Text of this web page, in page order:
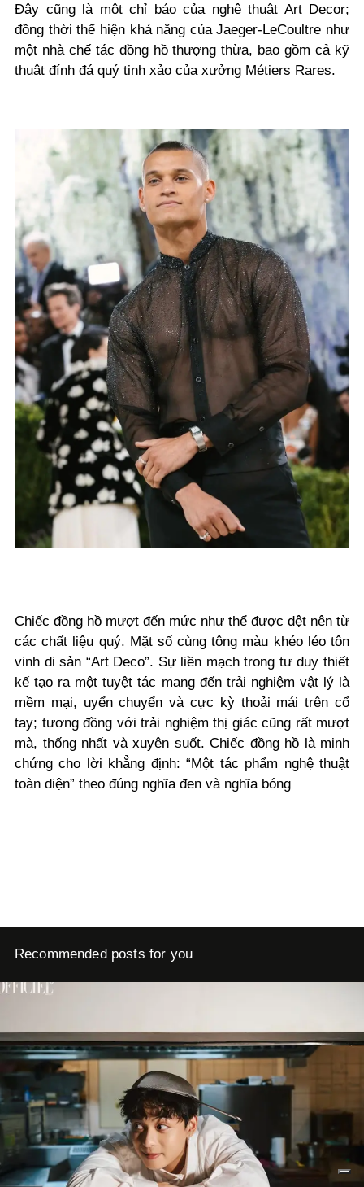
Đây cũng là một chỉ báo của nghệ thuật Art Decor;
đồng thời thể hiện khả năng của Jaeger-LeCoultre như
một nhà chế tác đồng hồ thượng thừa, bao gồm cả kỹ
thuật đính đá quý tinh xảo của xưởng Métiers Rares.
Chiếc đồng hồ mượt đến mức như thể được dệt nên từ
các chất liệu quý. Mặt số cùng tông màu khéo léo tôn
vinh di sản “Art Deco”. Sự liền mạch trong tư duy thiết
kế tạo ra một tuyệt tác mang đến trải nghiệm vật lý là
mềm mại, uyển chuyển và cực kỳ thoải mái trên cổ
tay; tương đồng với trải nghiệm thị giác cũng rất mượt
mà, thống nhất và xuyên suốt. Chiếc đồng hồ là minh
chứng cho lời khẳng định: “Một tác phẩm nghệ thuật
toàn diện” theo đúng nghĩa đen và nghĩa bóng
Recommended posts for you